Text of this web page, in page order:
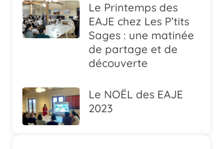
Le Printemps des
EAJE chez Les P’tits
Sages : une matinée
de partage et de
découverte
Le NOËL des EAJE
2023